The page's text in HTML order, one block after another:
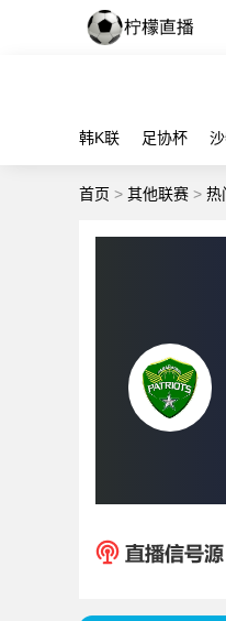
韩K联 足协杯
首页 > 其他联赛 > 热